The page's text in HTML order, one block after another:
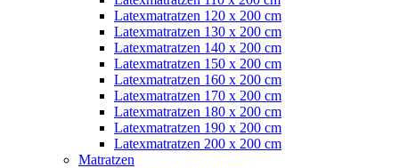
Latexmatratzen 120 x 200 cm
Latexmatratzen 130 x 200 cm
Latexmatratzen 140 x 200 cm
Latexmatratzen 150 x 200 cm
Latexmatratzen 160 x 200 cm
Latexmatratzen 170 x 200 cm
Latexmatratzen 180 x 200 cm
Latexmatratzen 190 x 200 cm
Latexmatratzen 200 x 200 cm
Matratzen